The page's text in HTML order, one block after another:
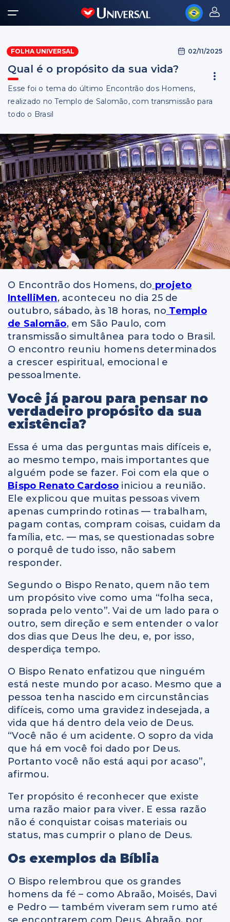
FOLHA UNIVERSAL 02/11/2025
Qual é o propósito da sua vida?
Esse foi o tema do último Encontrão dos Homens,
realizado no Templo de Salomão, com transmissão para
todo o Brasil
O Encontrão dos Homens, do projeto
IntelliMen, aconteceu no dia 25 de
outubro, sábado, às 18 horas, no Templo
de Salomão, em São Paulo, com
transmissão simultânea para todo o Brasil.
O encontro reuniu homens determinados
a crescer espiritual, emocional e
pessoalmente.
Você já parou para pensar no
verdadeiro propósito da sua
existência?
Essa é uma das perguntas mais difíceis e,
ao mesmo tempo, mais importantes que
alguém pode se fazer. Foi com ela que o
Bispo Renato Cardoso iniciou a reunião.
Ele explicou que muitas pessoas vivem
apenas cumprindo rotinas — trabalham,
pagam contas, compram coisas, cuidam da
família, etc. — mas, se questionadas sobre
o porquê de tudo isso, não sabem
responder.
Segundo o Bispo Renato, quem não tem
um propósito vive como uma “folha seca,
soprada pelo vento”. Vai de um lado para o
outro, sem direção e sem entender o valor
dos dias que Deus lhe deu, e, por isso,
desperdiça tempo.
O Bispo Renato enfatizou que ninguém
está neste mundo por acaso. Mesmo que a
pessoa tenha nascido em circunstâncias
difíceis, como uma gravidez indesejada, a
vida que há dentro dela veio de Deus.
“Você não é um acidente. O sopro da vida
que há em você foi dado por Deus.
Portanto você não está aqui por acaso”,
afirmou.
Ter propósito é reconhecer que existe
uma razão maior para viver. E essa razão
não é conquistar coisas materiais ou
status, mas cumprir o plano de Deus.
Os exemplos da Bíblia
O Bispo relembrou que os grandes
homens da fé – como Abraão, Moisés, Davi
e Pedro — também viveram sem rumo até